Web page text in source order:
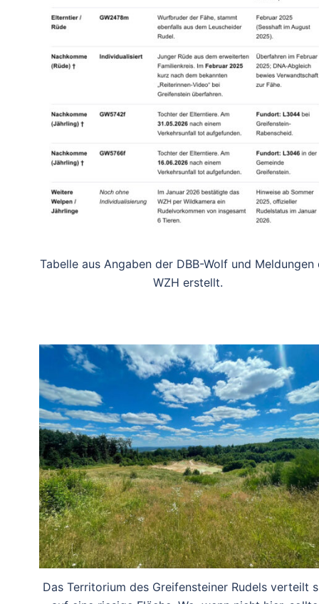
Tabelle aus Angaben der DBB-Wolf und Meldungen
WZH erstellt.
Das Territorium des Greifensteiner Rudels verteilt